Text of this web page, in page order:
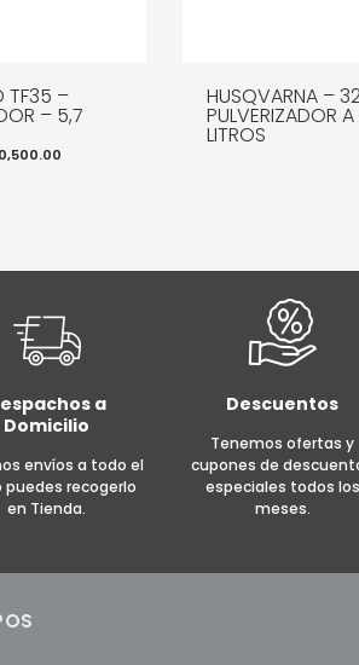
TF35 –
– 5,7
HUSQVARNA –
PULVERIZADOR
LITROS
a
Domicilio
envíos a todo el
puedes recogerlo
en Tienda.
Descuentos
Tenemos ofertas y
cupones de
especiales todos los
meses.